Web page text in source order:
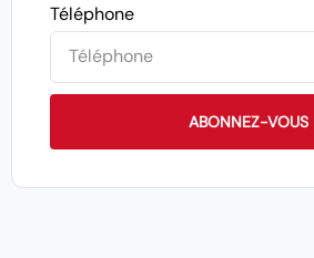
Téléphone
ABONNEZ-VOUS